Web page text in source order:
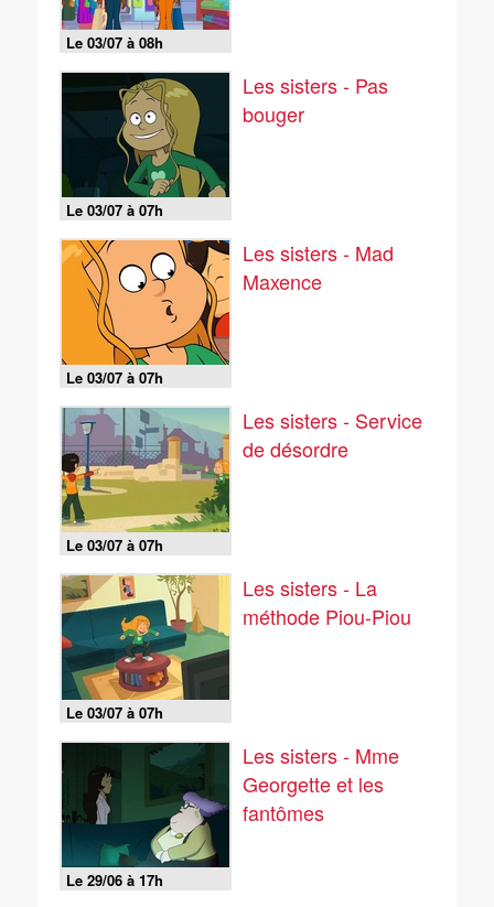
Le 03/07 à 08h
Le 03/07 à 07h
Les sisters - Pas
bouger
Le 03/07 à 07h
Les sisters - Mad
Maxence
Le 03/07 à 07h
Les sisters - Service
de désordre
Le 03/07 à 07h
Les sisters - La
méthode Piou-Piou
Le 29/06 à 17h
Les sisters - Mme
Georgette et les
fantômes